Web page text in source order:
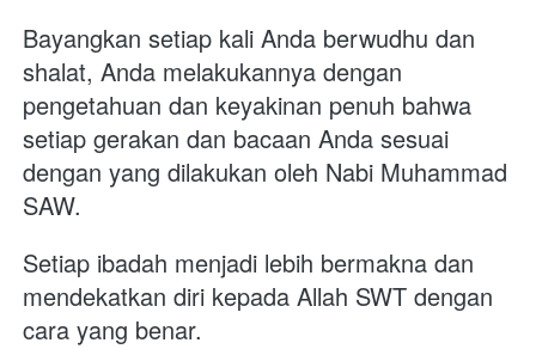
Bayangkan setiap kali Anda berwudhu dan
shalat, Anda melakukannya dengan
pengetahuan dan keyakinan penuh bahwa
setiap gerakan dan bacaan Anda sesuai
dengan yang dilakukan oleh Nabi Muhammad
SAW.
Setiap ibadah menjadi lebih bermakna dan
mendekatkan diri kepada Allah SWT dengan
cara yang benar.